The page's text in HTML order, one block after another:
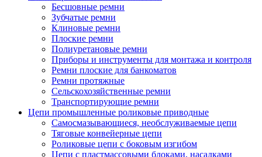
Бесшовные ремни
Зубчатые ремни
Клиновые ремни
Плоские ремни
Полиуретановые ремни
Приборы и инструменты для монтажа и контроля
Ремни плоские для банкоматов
Ремни протяжные
Сельскохозяйственные ремни
Транспортирующие ремни
Цепи промышленные роликовые приводные
Самосмазывающиеся, необслуживаемые цепи
Тяговые конвейерные цепи
Роликовые цепи с боковым изгибом
Цепи с пластмассовыми блоками, насадками